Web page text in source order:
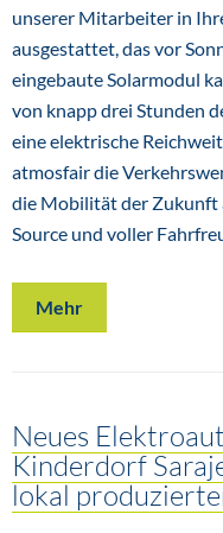
unserer Mitarbeiter in
ausgestattet, das vor
eingebaute Solarmodul
von knapp drei Stunden
eine elektrische
atmosfair die
die Mobilität der Zukunft
Source und voller
Mehr
Neues
Kinderdorf
lokal